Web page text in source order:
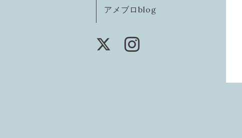
アメブロblog